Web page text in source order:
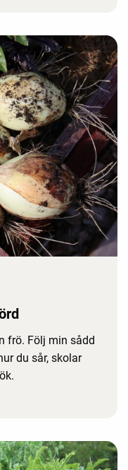
frö. Följ min sådd
du sår, skolar